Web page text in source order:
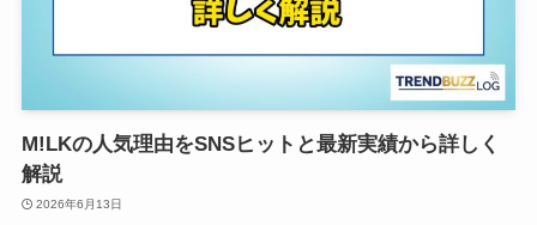
M!LKの人気理由をSNSヒットと最新実績から詳しく
解説
2026年6月13日